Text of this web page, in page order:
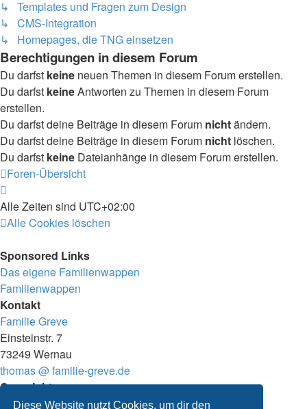
Diese Website nutzt Cookies, um dir den
↳ Templates und Fragen zum Design
↳ CMS-Integration
↳ Homepages, die TNG einsetzen
Berechtigungen in diesem Forum
Du darfst keine neuen Themen in diesem Forum erstellen.
Du darfst keineAntworten zu Themen in diesem Forum
erstellen.
Du darfst deine Beiträge in diesem Forum nichtändern.
Du darfst deine Beiträge in diesem Forum nicht löschen.
Du darfst keine Dateianhänge in diesem Forum erstellen.
Foren-Übersicht
Alle Zeiten sind UTC+02:00
Alle Cookies löschen
Sponsored Links
Das eigene Familienwappen
Familienwappen
Kontakt
Familie Greve
Einsteinstr. 7
73249 Wernau
thomas @ familie-greve.de
Copyright
© 2025 Thomas Greve